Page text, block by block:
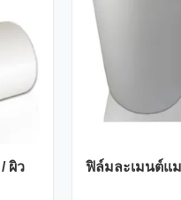
ผิว
ฟิล์มละเมนต์แ